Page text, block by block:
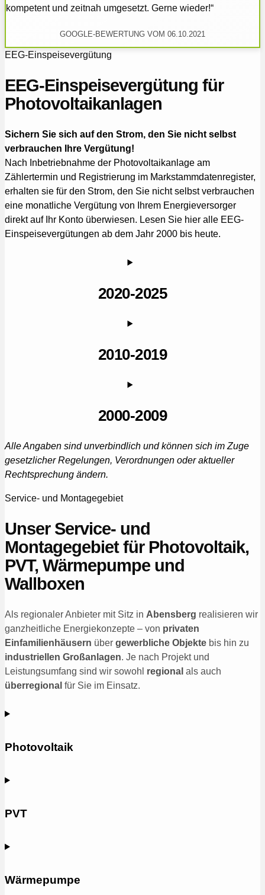
kompetent und zeitnah umgesetzt. Gerne wieder!“
GOOGLE-BEWERTUNG VOM 06.10.2021
EEG-Einspeisevergütung
EEG-Einspeisevergütung für
Photovoltaikanlagen
Sichern Sie sich auf den Strom, den Sie nicht selbst
verbrauchen Ihre Vergütung!
Nach Inbetriebnahme der Photovoltaikanlage am
Zählertermin und Registrierung im Markstammdatenregister,
erhalten sie für den Strom, den Sie nicht selbst verbrauchen
eine monatliche Vergütung von Ihrem Energieversorger
direkt auf Ihr Konto überwiesen. Lesen Sie hier alle EEG-
Einspeisevergütungen ab dem Jahr 2000 bis heute.
2020-2025
2010-2019
2000-2009
Alle Angaben sind unverbindlich und können sich im Zuge
gesetzlicher Regelungen, Verordnungen oder aktueller
Rechtsprechung ändern.
Service- und Montagegebiet
Unser Service- und
Montagegebiet für Photovoltaik,
PVT, Wärmepumpe und
Wallboxen
Als regionaler Anbieter mit Sitz in Abensberg realisieren wir
ganzheitliche Energiekonzepte – von privaten
Einfamilienhäusern über gewerbliche Objekte bis hin zu
industriellen Großanlagen. Je nach Projekt und
Leistungsumfang sind wir sowohl regional als auch
überregional für Sie im Einsatz.
Photovoltaik
PVT
Wärmepumpe